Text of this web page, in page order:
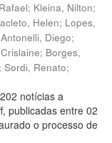
; Kleina, Nilton;
Helen; Lopes,
Antonelli, Diego;
; Borges,
; Sordi, Renato;
notícias a
publicadas entre 02
o processo de